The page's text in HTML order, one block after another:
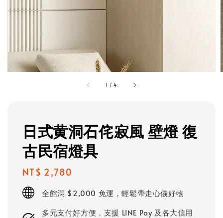
1 /4
日式黄洞石侘寂風 壁燈 復
古民宿燈具
Regular
price
NT$ 2,780
全館滿 $2,000 免運，輕鬆帶走心儀好物
多元支付好方便，支援 LINE Pay 及各大信用